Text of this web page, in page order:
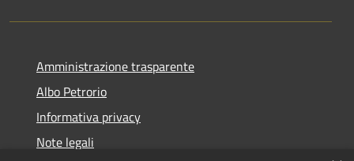
Amministrazione trasparente
Albo Petrorio
Informativa privacy
Note legali